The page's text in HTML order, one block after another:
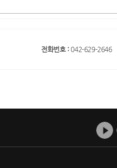
전화번호 : 042-629-2646